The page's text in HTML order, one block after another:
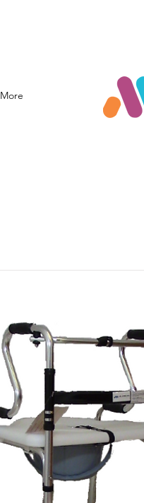
More